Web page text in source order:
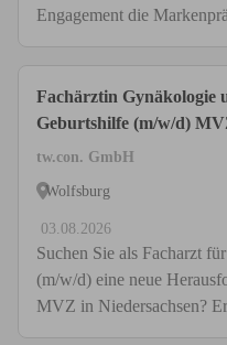
Engagement die
Fachärztin Gynäkologie
Geburtshilfe (m/w/d)
tw.con. GmbH
Wolfsburg
03.08.2026
Suchen Sie als Facharzt
(m/w/d) eine neue
MVZ in Niedersachsen?